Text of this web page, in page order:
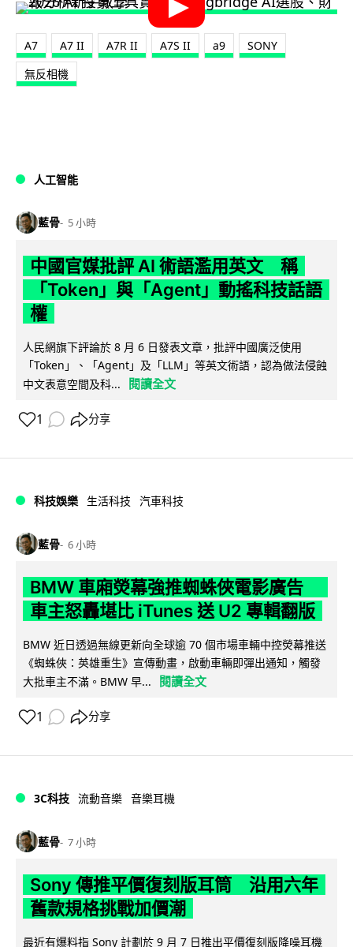
A7 A7 II A7R II A7S II a9
SONY
無反相機
人工智能
藍骨 5 小時
中國官媒批評 AI 術語濫用英文 稱
「Token」與「Agent」動搖科技話語
權
人民網旗下評論於 8 月 6 日發表文章，批評中國廣泛使用
「Token」、「Agent」及「LLM」等英文術語，認為做法侵蝕
中文表意空間及科...
閱讀全文
1 分享
科技娛樂 生活科技 汽車科技
藍骨 6 小時
BMW 車廂熒幕強推蜘蛛俠電影廣告
車主怒轟堪比 iTunes 送 U2 專輯翻版
BMW 近日透過無線更新向全球逾 70 個市場車輛中控熒幕推送
《蜘蛛俠：英雄重生》宣傳動畫，啟動車輛即彈出通知，觸發
大批車主不滿。BMW 早...
閱讀全文
1 分享
3C科技 流動音樂 音樂耳機
藍骨 7 小時
Sony 傳推平價復刻版耳筒 沿用六年
舊款規格挑戰加價潮
最近有爆料指 Sony 計劃於 9 月 7 日推出平價復刻版降噪耳機